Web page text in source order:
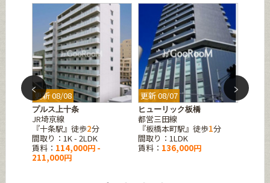
更新 08/08
プルス上十条
JR埼京線
『十条駅』徒歩2分
間取り：1K - 2LDK
賃料： 114,000円 -
211,000円
更新 08/07
ヒューリック板橋
都営三田線
『板橋本町駅』徒歩1分
間取り：1LDK
賃料： 136,000円
更新